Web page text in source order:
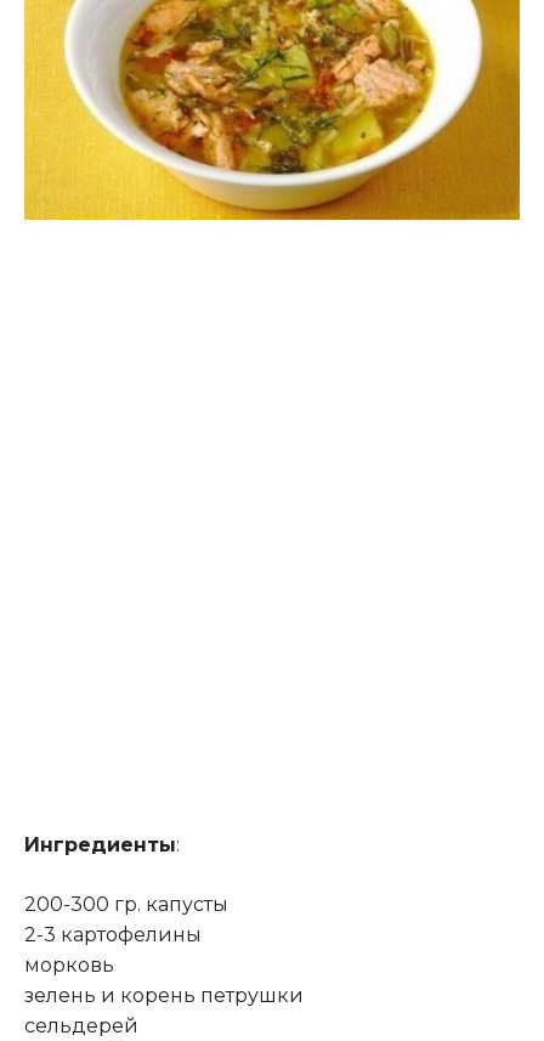
Ингредиенты:
200-300 гр. капусты
2-3 картофелины
морковь
зелень и корень петрушки
сельдерей